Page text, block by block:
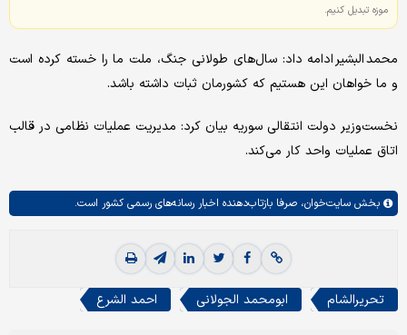
موزه تبدیل کنیم.
محمد البشیر ادامه داد: سال‌های طولانی جنگ، ملت ما را خسته کرده است
و ما خواهان این هستیم که کشورمان ثبات داشته باشد.
نخست‌وزیر دولت انتقالی سوریه بیان کرد: مدیریت عملیات نظامی در قالب
اتاق عملیات واحد کار می‌کند.
بخش سایت‌خوان، صرفا بازتاب‌دهنده اخبار رسانه‌های رسمی کشور است.
تحریرالشام ابومحمد الجولانی احمد الشرع